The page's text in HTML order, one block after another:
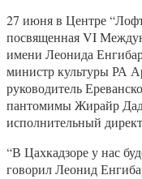
27 июня в Центре
посвященная VI
имени Леонида
министр культуры РА
руководитель
пантомимы Жирайр
исполнительный
“В Цахкадзоре у нас
говорил Леонид